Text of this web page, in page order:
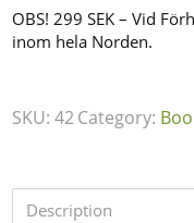
OBS! 299 SEK – Vid
inom hela Norden.
SKU:42Category:
Description